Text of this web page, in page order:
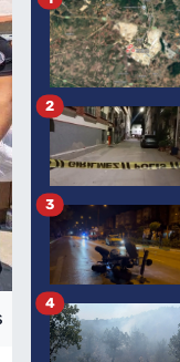
2
3
4